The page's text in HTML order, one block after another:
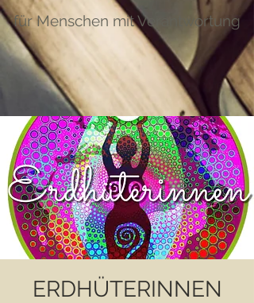
für Menschen mit Verantwortung
ERDHÜTERINNEN